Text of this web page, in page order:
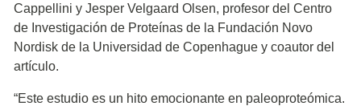
Cappellini y Jesper Velgaard Olsen, profesor del Centro
de Investigación de Proteínas de la Fundación Novo
Nordisk de la Universidad de Copenhague y coautor del
artículo.
“Este estudio es un hito emocionante en paleoproteómica.